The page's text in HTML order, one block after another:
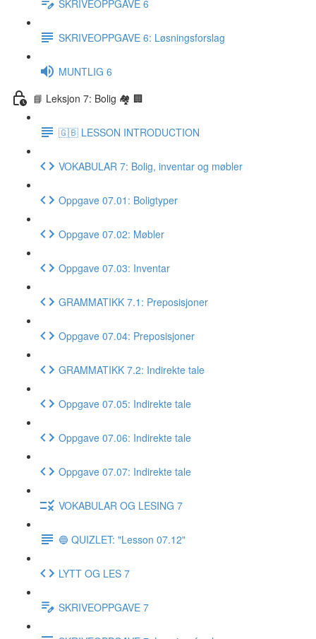
SKRIVEOPPGAVE 6
SKRIVEOPPGAVE 6: Løsningsforslag
MUNTLIG 6
📘 Leksjon 7: Bolig 🏘 🏢
🇬🇧 LESSON INTRODUCTION
VOKABULAR 7: Bolig, inventar og møbler
Oppgave 07.01: Boligtyper
Oppgave 07.02: Møbler
Oppgave 07.03: Inventar
GRAMMATIKK 7.1: Preposisjoner
Oppgave 07.04: Preposisjoner
GRAMMATIKK 7.2: Indirekte tale
Oppgave 07.05: Indirekte tale
Oppgave 07.06: Indirekte tale
Oppgave 07.07: Indirekte tale
VOKABULAR OG LESING 7
🔵 QUIZLET: "Lesson 07.12"
LYTT OG LES 7
SKRIVEOPPGAVE 7